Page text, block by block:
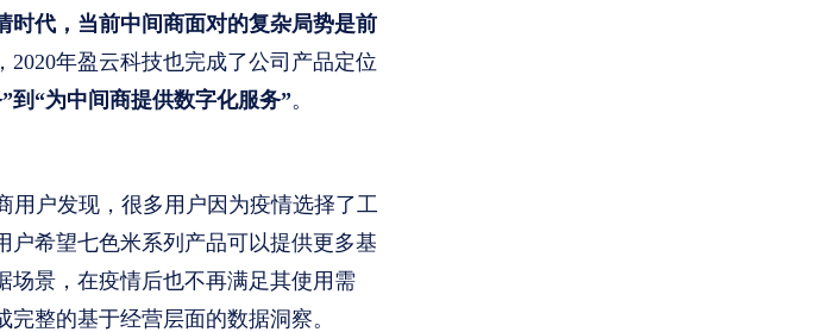
时代，当前中间商面对的复杂局势是前
2020年盈云科技也完成了公司产品定位
到“为中间商提供数字化服务”。
用户发现，很多用户因为疫情选择了工
希望七色米系列产品可以提供更多基
场景，在疫情后也不再满足其使用需
整的基于经营层面的数据洞察。